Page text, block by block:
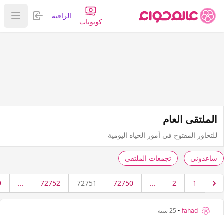
كوبونات
الراقية تسجيل
عرض
الملتقى العام
للتحاور المفتوح في أمور الحياه اليومية
ساعدوني تجمعات الملتقى
1
2
...
72750
72751
72752
...
fahad
• 25 سنة